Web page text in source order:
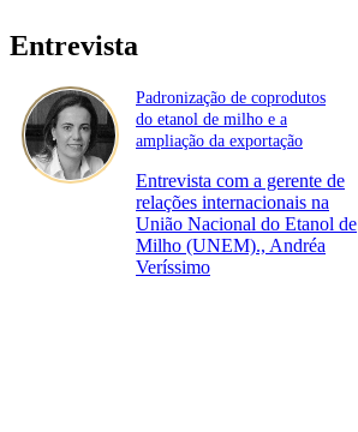
Entrevista
Padronização de coprodutos
do etanol de milho e a
ampliação da exportação
Entrevista com a gerente de
relações internacionais na
União Nacional do Etanol de
Milho (UNEM)., Andréa
Veríssimo